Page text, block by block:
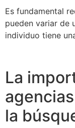
Es fundamental
pueden variar de
individuo tiene
La
la